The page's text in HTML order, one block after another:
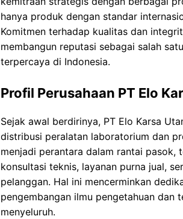
hanya produk dengan standar
Komitmen terhadap kualitas dan
membangun reputasi sebagai salah
terpercaya di Indonesia.
Profil Perusahaan PT Elo
Sejak awal berdirinya, PT Elo Karsa
distribusi peralatan laboratorium dan
menjadi perantara dalam rantai pasok,
konsultasi teknis, layanan purna jual,
pelanggan. Hal ini mencerminkan
pengembangan ilmu pengetahuan dan
menyeluruh.